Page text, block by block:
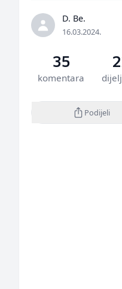
D. Be.
16.03.2024.
35
komentara
Podijeli